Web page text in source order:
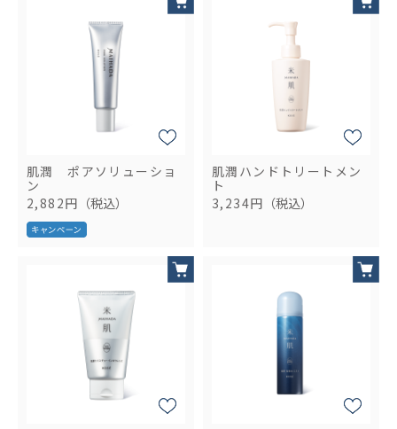
肌潤 ポアソリューショ
ン
2,882円 （税込）
肌潤ハンドトリートメン
ト
3,234円 （税込）